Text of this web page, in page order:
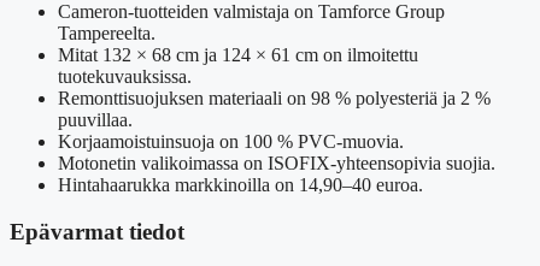
Cameron-tuotteiden valmistaja on Tamforce Group
Tampereelta.
Mitat 132 × 68 cm ja 124 × 61 cm on ilmoitettu
tuotekuvauksissa.
Remonttisuojuksen materiaali on 98 % polyesteriä ja 2 %
puuvillaa.
Korjaamoistuinsuoja on 100 % PVC-muovia.
Motonetin valikoimassa on ISOFIX-yhteensopivia suojia.
Hintahaarukka markkinoilla on 14,90–40 euroa.
Epävarmat tiedot